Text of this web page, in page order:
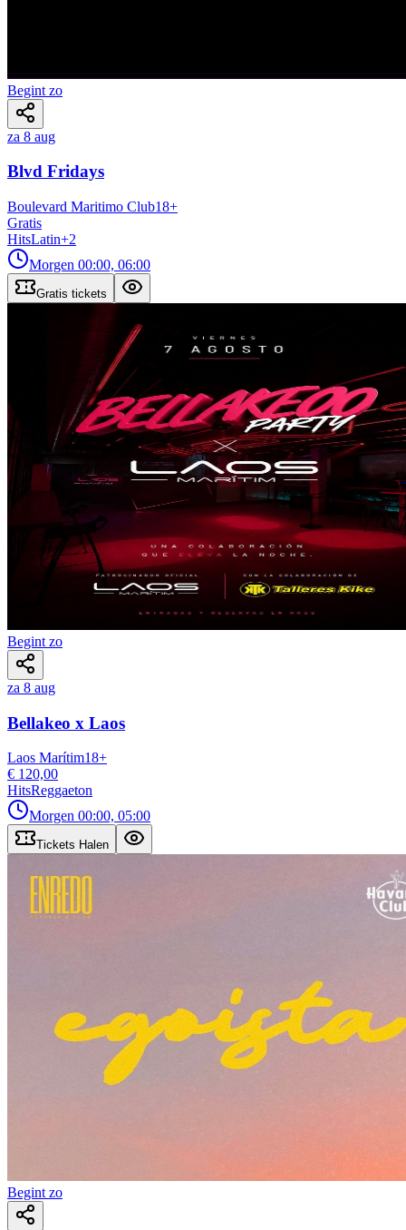
Begint zo
za 8 aug
Blvd Fridays
Boulevard Maritimo Club18+
Gratis
HitsLatin+2
Morgen 00:00, 06:00
Gratis tickets
Begint zo
za 8 aug
Bellakeo x Laos
Laos Marítim18+
€ 120,00
HitsReggaeton
Morgen 00:00, 05:00
Tickets Halen
Begint zo